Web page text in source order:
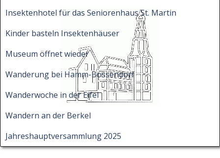
Insektenhotel für das Seniorenhaus St. Martin
Kinder basteln Insektenhäuser
Museum öffnet wieder
Wanderung bei Hamm-Bossendorf
Wanderwoche in der Eifel
Wandern an der Berkel
Jahreshauptversammlung 2025